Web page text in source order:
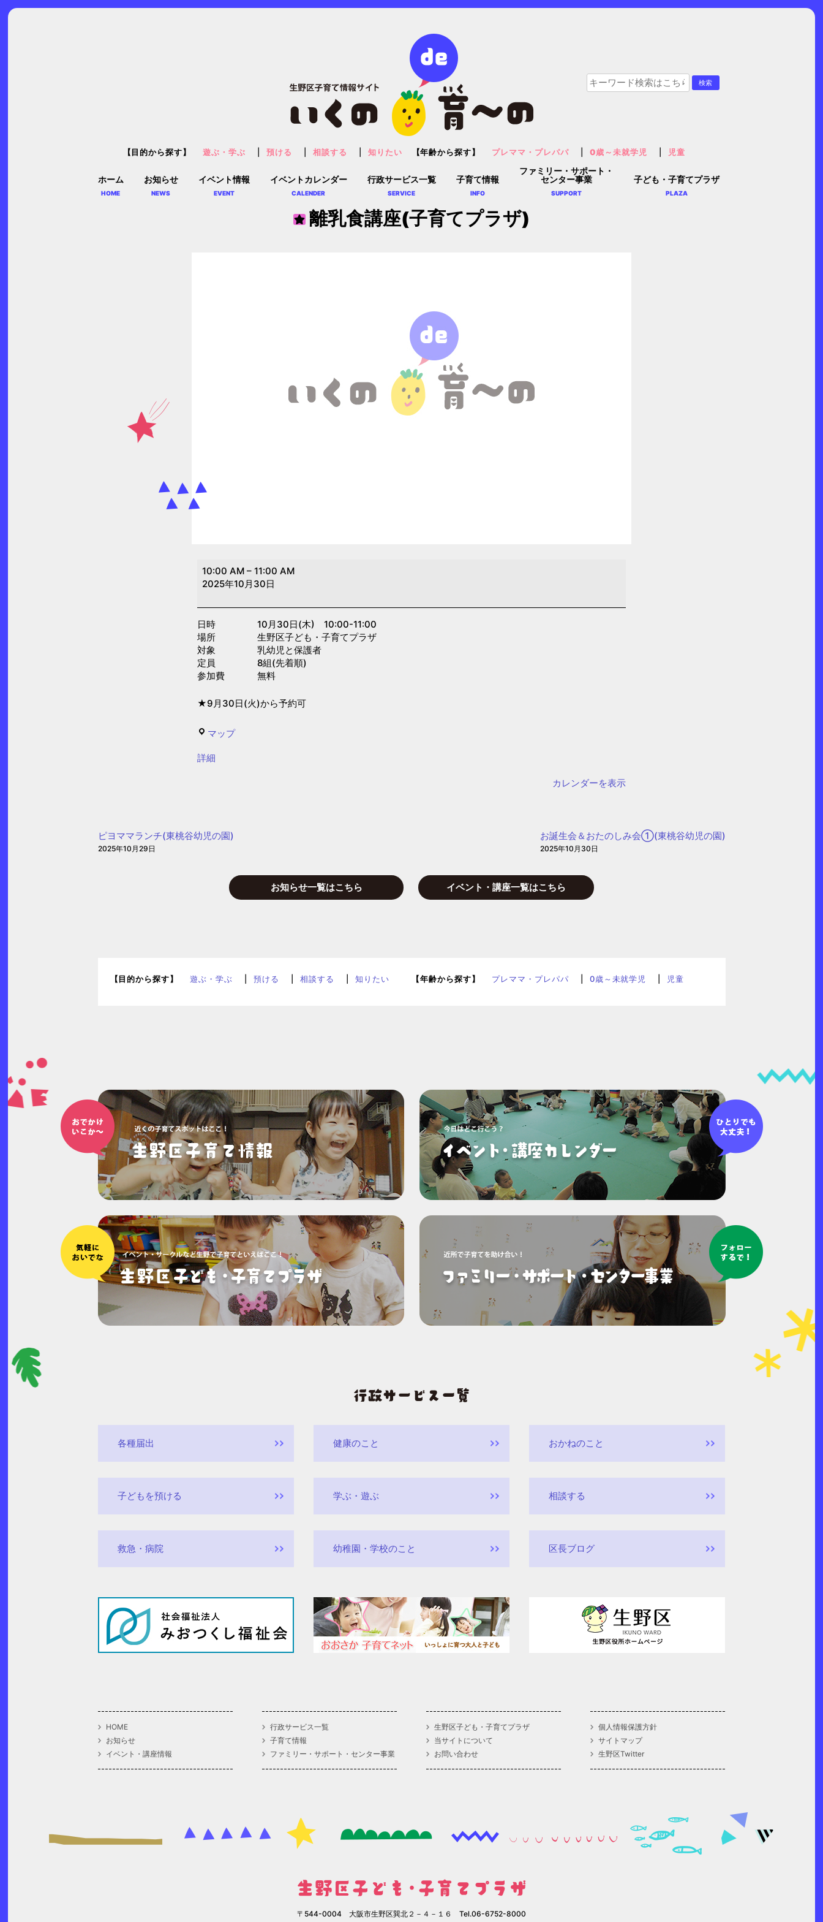
ホーム
HOME
お知らせ
NEWS
イベント情報
EVENT
イベントカレンダー
CALENDER
行政サービス一覧
SERVICE
子育て情報
INFO
ファミリー・サポート・
センター事業
SUPPORT
子ども・子育てプラザ
PLAZA
【目的から探す】 遊ぶ・学ぶ 預ける 相談する 知りたい 【年齢から探す】 プレママ・プレパパ 0歳～未就学児 児童
離乳食講座(子育てプラザ)
離
乳
座
(子
育
て
ラ
ザ)
10:00 AM – 11:00 AM
2025年10月30日
日時 10月30日(木) 10:00-11:00
場所 生野区子ども・子育てプラザ
対象 乳幼児と保護者
定員 8組(先着順)
参加費 無料
★9月30日(火)から予約可
マップ生
プ
{title}
詳細
カレンダーを表示
ピヨママランチ(東桃谷幼児の園)
2025年10月29日
お誕生会＆おたのしみ会①(東桃谷幼児の園)
2025年10月30日
お知らせ一覧はこちら イベント・講座一覧はこちら
【目的から探す】 遊ぶ・学ぶ 預ける 相談する 知りたい 【年齢から探す】 プレママ・プレパパ 0歳～未就学児 児童
各種届出 健康のこと おかねのこと
子どもを預ける 学ぶ・遊ぶ 相談する
救急・病院 幼稚園・学校のこと 区長ブログ
HOME
お知らせ
イベント・講座情報
行政サービス一覧
子育て情報
ファミリー・サポート・センター事業
生野区子ども・子育てプラザ
当サイトについて
お問い合わせ
個人情報保護方針
サイトマップ
生野区Twitter
〒544-0004 大阪市生野区巽北２－４－１６ Tel.06-6752-8000